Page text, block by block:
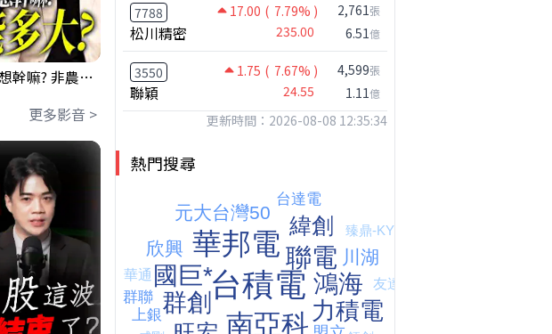
【注意!!!】外資暗中狂掃ETF想幹嘛? 非農影響能多大?!｜ Mr.永年 李 / Mr.JIMMY 高志銘 / 理財有夠跩
更多影音 >
7788 17.00 ( 7.79% )
松川精密 235.00
2,761張
6.51億
3550 1.75 ( 7.67% )
聯穎 24.55
4,599張
1.11億
更新時間：2026-08-08 12:35:34
熱門搜尋